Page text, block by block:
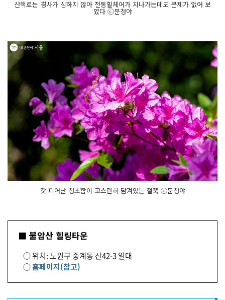
산책로는 경사가 심하지 않아 전동휠체어가 지나가는데도 문제가 없어 보
였다 ⓒ문청야
갓 피어난 청초함이 고스란히 담겨있는 철쭉 ⓒ문청야
■ 불암산 힐링타운
○ 위치: 노원구 중계동 산42-3 일대
○홈페이지(참고)